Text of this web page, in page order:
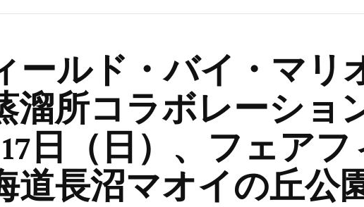
ールド・バイ・マリ
溜所コラボレーショ
日（日）、フェア
道長沼マオイの丘公